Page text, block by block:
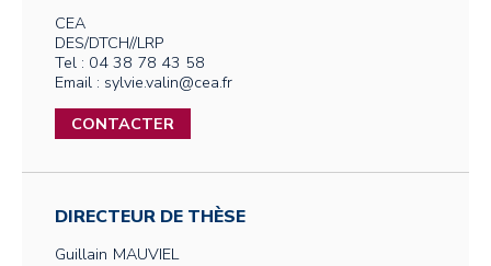
CEA
DES/DTCH//LRP
Tel : 04 38 78 43 58
Email : sylvie.valin@cea.fr
CONTACTER
DIRECTEUR DE THÈSE
Guillain MAUVIEL